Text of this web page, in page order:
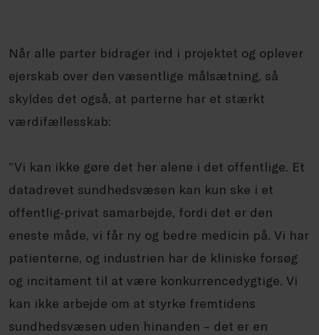
Når alle parter bidrager ind i projektet og oplever
ejerskab over den væsentlige målsætning, så
skyldes det også, at parterne har et stærkt
værdifællesskab:
”Vi kan ikke gøre det her alene i det offentlige. Et
datadrevet sundhedsvæsen kan kun ske i et
offentlig-privat samarbejde, fordi det er den
eneste måde, vi får ny og bedre medicin på. Vi har
patienterne, og industrien har de kliniske forsøg
og incitament til at være konkurrencedygtige. Vi
kan ikke arbejde om at styrke fremtidens
sundhedsvæsen uden hinanden – det er en